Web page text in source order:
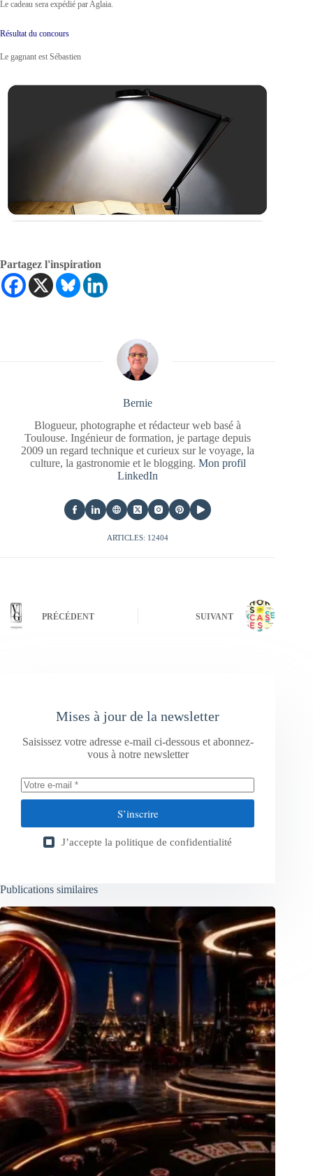
Le cadeau sera expédié par Aglaia.
Résultat du concours
Le gagnant est Sébastien
Partagez l'inspiration
Bernie
Blogueur, photographe et rédacteur web basé à
Toulouse. Ingénieur de formation, je partage depuis
2009 un regard technique et curieux sur le voyage, la
culture, la gastronomie et le blogging. Mon profil
LinkedIn
ARTICLES: 12404
PRÉCÉDENT SUIVANT
Mises à jour de la newsletter
Saisissez votre adresse e-mail ci-dessous et abonnez-
vous à notre newsletter
S’inscrire
J’accepte la politique de confidentialité
Publications similaires